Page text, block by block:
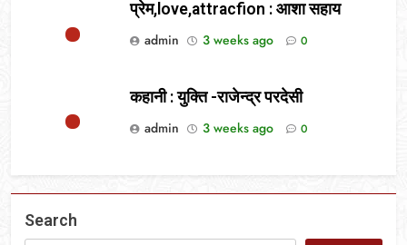
प्रेम,love,attracfion : आशा सहाय
admin
3 weeks ago 0
कहानी : युक्ति -राजेन्द्र परदेसी
admin
3 weeks ago 0
Search